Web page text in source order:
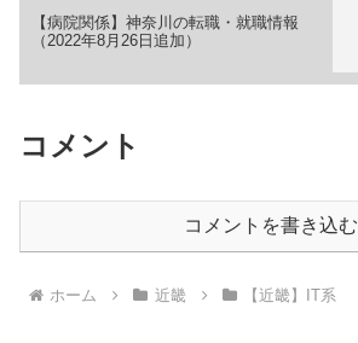
【病院関係】神奈川の転職・就職情報
（2022年8月26日追加）
コメント
コメントを書き込む
ホーム 近畿 【近畿】IT系